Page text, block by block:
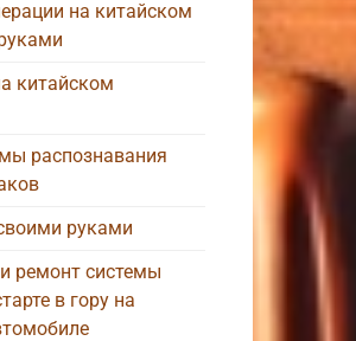
на китайском
китайском
распознавания
руками
ремонт системы
в гору на